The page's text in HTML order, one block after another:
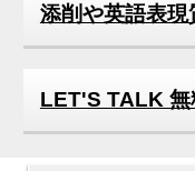
添削や英語表
LET'S TALK 無